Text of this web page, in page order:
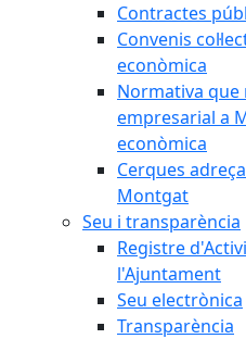
Contractes
Convenis
econòmica
Normativa
empresarial a
econòmica
Cerques
Montgat
Seu i transparència
Registre
l'Ajuntament
Seu electrònica
Transparència